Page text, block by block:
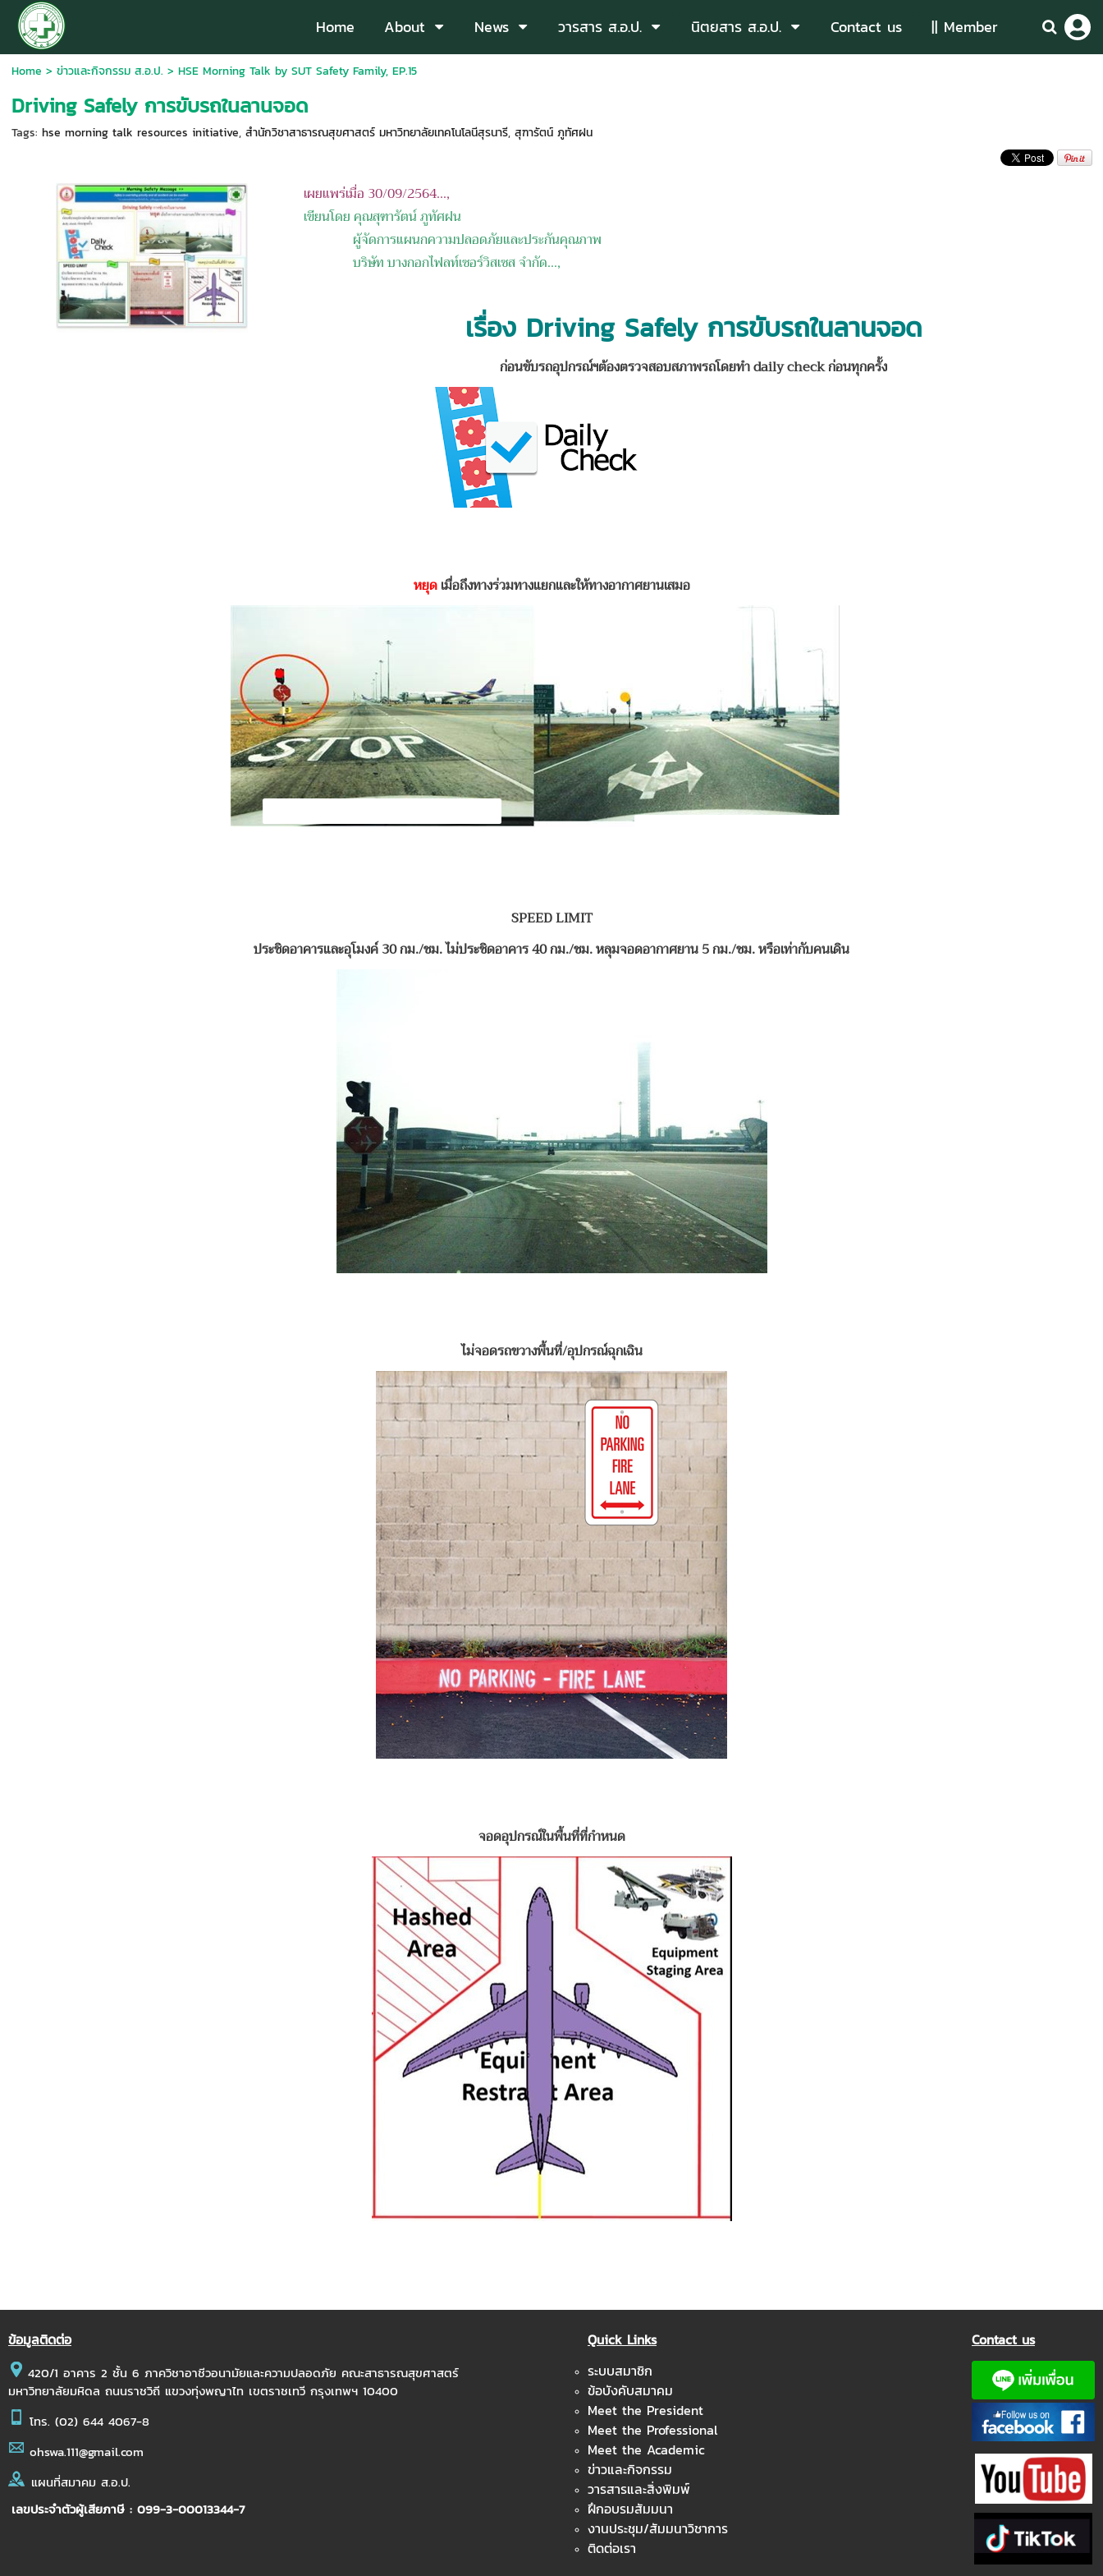
Home About News วารสาร ส.อ.ป. นิตยสาร ส.อ.ป. Contact us || Member
Home > ข่าวและกิจกรรม ส.อ.ป. > HSE Morning Talk by SUT Safety Family, EP.15
Driving Safely การขับรถในลานจอด
Tags: hse morning talk resources initiative, สำนักวิชาสาธารณสุขศาสตร์ มหาวิทยาลัยเทคโนโลนีสุรนารี, สุฑารัตน์ ภูทัศฝน
เผยแพร่เมื่อ 30/09/2564...,
เขียนโดย คุณสุฑารัตน์ ภูทัศฝน
ผู้จัดการแผนกความปลอดภัยและประกันคุณภาพ
บริษัท บางกอกไฟลท์เซอร์วิสเซส จำกัด...,
เรื่อง Driving Safely การขับรถในลานจอด
ก่อนขับรถอุปกรณ์ฯต้องตรวจสอบสภาพรถโดยทำ daily check ก่อนทุกครั้ง
หยุดเมื่อถึงทางร่วมทางแยกและให้ทางอากาศยานเสมอ
SPEED LIMIT
ประชิดอาคารและอุโมงค์ 30 กม./ชม.ไม่ประชิดอาคาร 40 กม./ชม.หลุมจอดอากาศยาน 5 กม./ชม. หรือเท่ากับคนเดิน
ไม่จอดรถขวางพื้นที่/อุปกรณ์ฉุกเฉิน
จอดอุปกรณ์ในพื้นที่ที่กำหนด
ข้อมูลติดต่อ
420/1 อาคาร 2 ชั้น 6 ภาควิชาอาชีวอนามัยและความปลอดภัย คณะสาธารณสุขศาสตร์
มหาวิทยาลัยมหิดล ถนนราชวิถี แขวงทุ่งพญาไท เขตราชเทวี กรุงเทพฯ 10400
โทร. (02) 644 4067-8
ohswa.111@gmail.com
แผนที่สมาคม ส.อ.ป.
เลขประจำตัวผู้เสียภาษี : 099-3-00013344-7
Quick Links
ระบบสมาชิก
ข้อบังคับสมาคม
Meet the President
Meet the Professional
Meet the Academic
ข่าวและกิจกรรม
วารสารและสิ่งพิมพ์
ฝึกอบรมสัมมนา
งานประชุม/สัมมนาวิชาการ
ติดต่อเรา
Contact us